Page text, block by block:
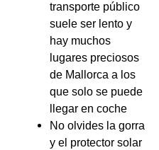
transporte público
suele ser lento y
hay muchos
lugares preciosos
de Mallorca a los
que solo se puede
llegar en coche
No olvides la gorra
y el protector solar